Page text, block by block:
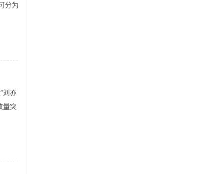
分为
刘亦
量突